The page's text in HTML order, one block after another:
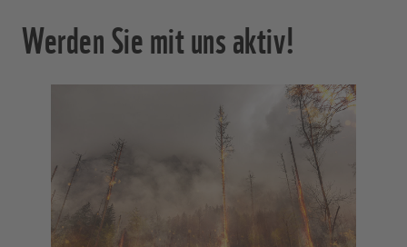
Werden Sie mit uns aktiv!